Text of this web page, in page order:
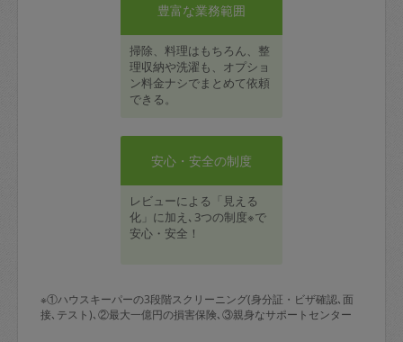
豊富な業務範囲
掃除、料理はもちろん、整
理収納や洗濯も、オプショ
ン料金ナシでまとめて依頼
できる。
安心・安全の制度
レビューによる「見える
化」に加え､3つの制度※で
安心・安全！
※①ハウスキーパーの3段階スクリーニング(身分証・ビザ確認､面
接､テスト)､②最大一億円の損害保険､③親身なサポートセンター